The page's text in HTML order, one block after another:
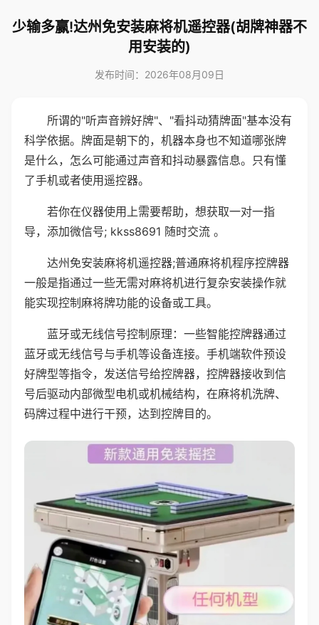
少输多赢!达州免安装麻将机遥控器(胡牌神器不
用安装的)
发布时间：2026年08月09日
所谓的"听声音辨好牌"、"看抖动猜牌面"基本没有
科学依据。牌面是朝下的，机器本身也不知道哪张牌
是什么，怎么可能通过声音和抖动暴露信息。只有懂
了手机或者使用遥控器。
若你在仪器使用上需要帮助，想获取一对一指
导，添加微信号; kkss8691 随时交流 。
达州免安装麻将机遥控器;普通麻将机程序控牌器
一般是指通过一些无需对麻将机进行复杂安装操作就
能实现控制麻将牌功能的设备或工具。
蓝牙或无线信号控制原理：一些智能控牌器通过
蓝牙或无线信号与手机等设备连接。手机端软件预设
好牌型等指令，发送信号给控牌器，控牌器接收到信
号后驱动内部微型电机或机械结构，在麻将机洗牌、
码牌过程中进行干预，达到控牌目的。